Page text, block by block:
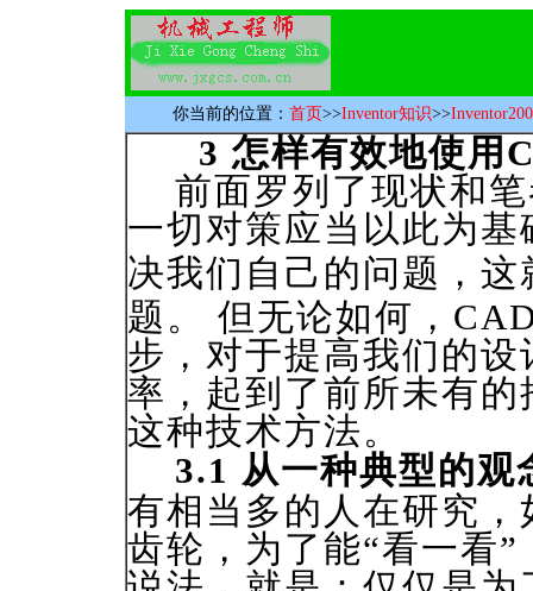
你当前的位置： 首页>>Inventor知识>>
3 怎样有效地使用
前面罗列了现状和笔
一切对策应当以此为
决我们自己的问题，这
题。 但无论如何，
步，对于提高我们的
率，起到了前所未有
这种技术方法。
3.1 从一种典型的观
有相当多的人在研究
齿轮，为了能“看一看